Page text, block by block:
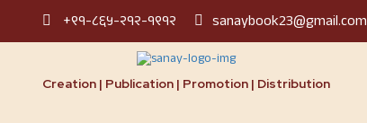
+९१-८६५-२१२-१९१२ sanaybook23@gmail.com
Creation | Publication | Promotion | Distribution